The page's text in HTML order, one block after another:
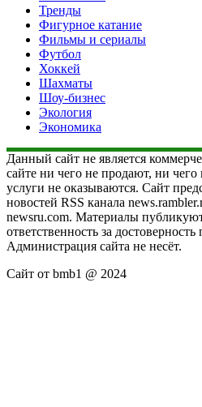
Тренды
Фигурное катание
Фильмы и сериалы
Футбол
Хоккей
Шахматы
Шоу-бизнес
Экология
Экономика
Данный сайт не является
сайте ни чего не продают, ни
услуги не оказываются. Сайт
новостей RSS канала
newsru.com. Материалы
ответственность за
Администрация сайта не несёт.
Сайт от bmb1 @ 2024